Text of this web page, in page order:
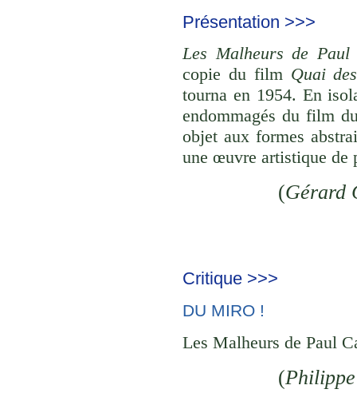
Présentation >>>
Les Malheurs de Paul
copie du film Quai
tourna en 1954. En
endommagés du film
objet aux formes
une œuvre artistique de
(Gérard
Critique >>>
DU MIRO !
Les Malheurs de Paul
(